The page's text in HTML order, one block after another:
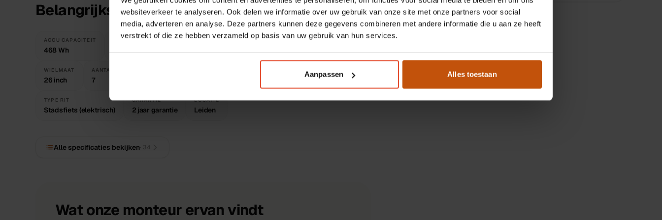
websiteverkeer te analyseren. Ook delen we informatie over uw gebruik van onze site met onze partners voor social
media, adverteren en analyse. Deze partners kunnen deze gegevens combineren met andere informatie die u aan ze heeft
verstrekt of die ze hebben verzameld op basis van uw gebruik van hun services.
Aanpassen Alles toestaan
Belangrijkste specificaties
ACCU CAPACITEIT
468 Wh
ACTIERADIUS MOTOR LOCATIE MOTOR FRAMEMAAT
WIELMAAT
26 inch
AANTAL VERSNELLINGEN
7
TYPE RIT
Stadsfiets (elektrisch)
GARANTIE
2 jaar garantie
LOCATIE
Leiden
Alle specificaties bekijken· 34
Wat onze monteur ervan vindt